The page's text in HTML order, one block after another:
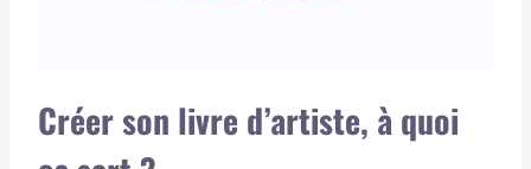
Créer son livre d’artiste, à quoi